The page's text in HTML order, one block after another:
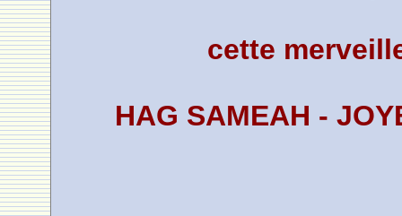
cette
HAG SAMEAH -